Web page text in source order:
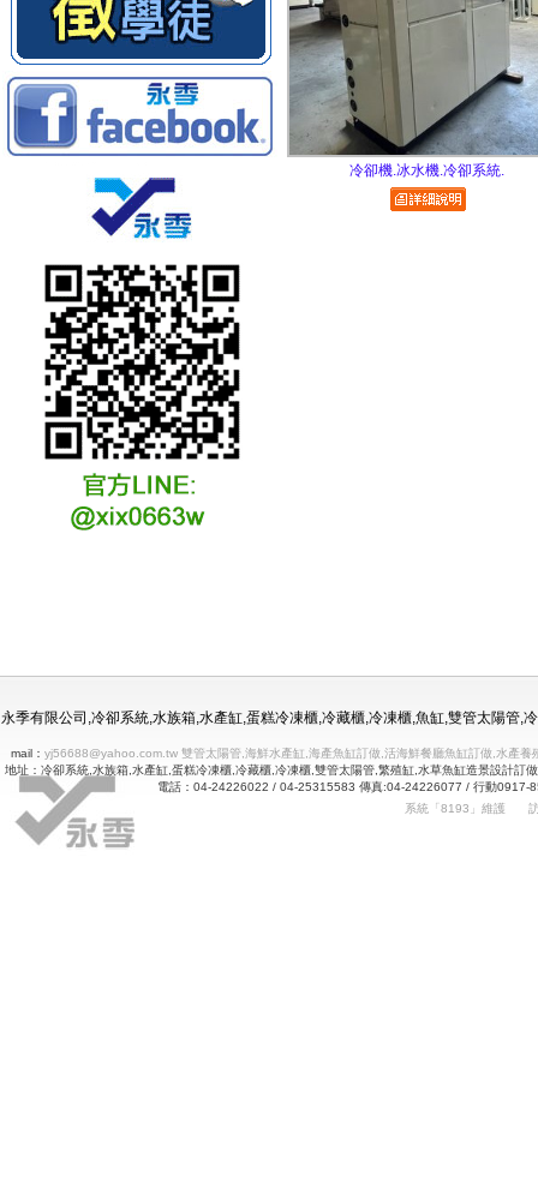
冷卻機.冰水機.冷卻系統.
永季有限公司,冷卻系統,水族箱,水產缸,蛋糕冷凍櫃,冷藏櫃,冷凍櫃,魚缸,雙管太陽管
mail： yj56688@yahoo.com.tw 雙管太陽管,海鮮水產缸,海產魚缸訂做,活海鮮餐廳魚缸訂做,水產
地址：冷卻系統,水族箱,水產缸,蛋糕冷凍櫃,冷藏櫃,冷凍櫃,雙管太陽管,繁殖缸,水草魚缸造景設計
電話：04-24226022 / 04-25315583 傳真:04-24226077 / 行動0917-
系統「8193」維護